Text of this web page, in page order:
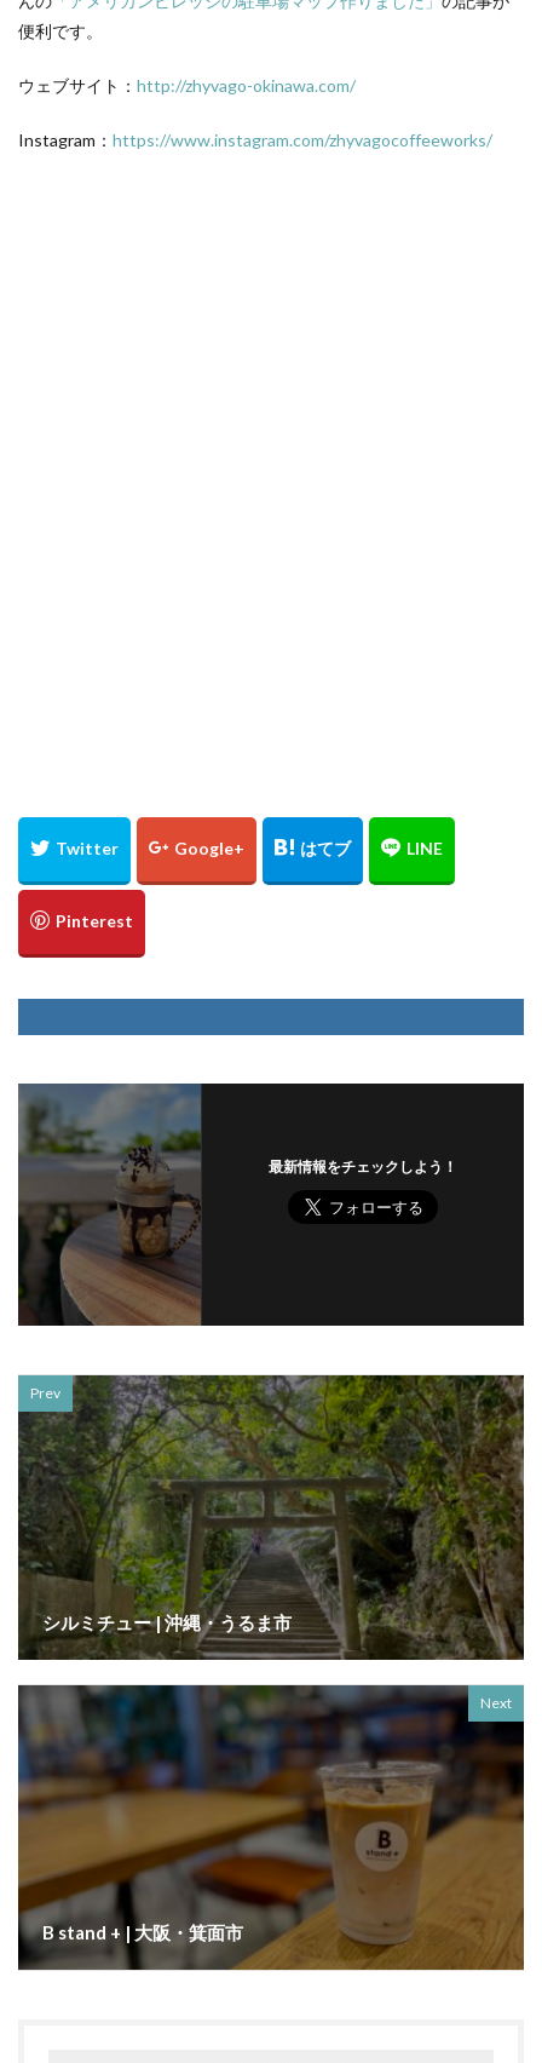
便利です。
ウェブサイト： http://zhyvago-okinawa.com/
Instagram： https://www.instagram.com/zhyvagocoffeeworks/
最新情報をチェックしよう！
Prev
シルミチュー | 沖縄・うるま市
Next
B stand + | 大阪・箕面市